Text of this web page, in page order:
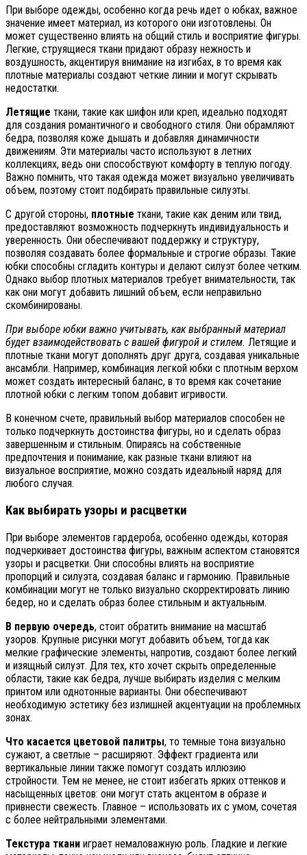
При выборе одежды, особенно когда речь идет о юбках, важное
значение имеет материал, из которого они изготовлены. Он
может существенно влиять на общий стиль и восприятие фигуры.
Легкие, струящиеся ткани придают образу нежность и
воздушность, акцентируя внимание на изгибах, в то время как
плотные материалы создают четкие линии и могут скрывать
недостатки.
Летящие ткани, такие как шифон или креп, идеально подходят
для создания романтичного и свободного стиля. Они обрамляют
бедра, позволяя коже дышать и добавляя динамичности
движениям. Эти материалы часто используют в летних
коллекциях, ведь они способствуют комфорту в теплую погоду.
Важно помнить, что такая одежда может визуально увеличивать
объем, поэтому стоит подбирать правильные силуэты.
С другой стороны, плотные ткани, такие как деним или твид,
предоставляют возможность подчеркнуть индивидуальность и
уверенность. Они обеспечивают поддержку и структуру,
позволяя создавать более формальные и строгие образы. Такие
юбки способны сгладить контуры и делают силуэт более четким.
Однако выбор плотных материалов требует внимательности, так
как они могут добавить лишний объем, если неправильно
скомбинированы.
При выборе юбки важно учитывать, как выбранный материал
будет взаимодействовать с вашей фигурой и стилем. Летящие и
плотные ткани могут дополнять друг друга, создавая уникальные
ансамбли. Например, комбинация легкой юбки с плотным верхом
может создать интересный баланс, в то время как сочетание
плотной юбки с легким топом добавит игривости.
В конечном счете, правильный выбор материалов способен не
только подчеркнуть достоинства фигуры, но и сделать образ
завершенным и стильным. Опираясь на собственные
предпочтения и понимание, как разные ткани влияют на
визуальное восприятие, можно создать идеальный наряд для
любого случая.
Как выбирать узоры и расцветки
При выборе элементов гардероба, особенно одежды, которая
подчеркивает достоинства фигуры, важным аспектом становятся
узоры и расцветки. Они способны влиять на восприятие
пропорций и силуэта, создавая баланс и гармонию. Правильные
комбинации могут не только визуально скорректировать линию
бедер, но и сделать образ более стильным и актуальным.
В первую очередь, стоит обратить внимание на масштаб
узоров. Крупные рисунки могут добавить объем, тогда как
мелкие графические элементы, напротив, создают более легкий
и изящный силуэт. Для тех, кто хочет скрыть определенные
области, такие как бедра, лучше выбирать изделия с мелким
принтом или однотонные варианты. Они обеспечивают
необходимую эстетику без излишней акцентуации на проблемных
зонах.
Что касается цветовой палитры, то темные тона визуально
сужают, а светлые – расширяют. Эффект градиента или
вертикальные линии также помогут создать иллюзию
стройности. Тем не менее, не стоит избегать ярких оттенков и
насыщенных цветов: они могут стать акцентом в образе и
привнести свежесть. Главное – использовать их с умом, сочетая
с более нейтральными элементами.
Текстура ткани играет немаловажную роль. Гладкие и легкие